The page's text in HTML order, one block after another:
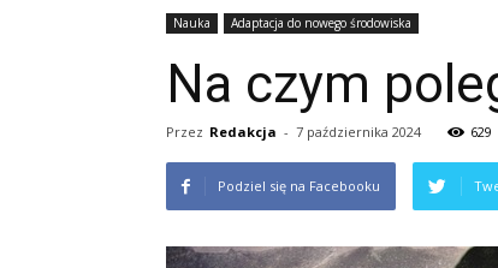
Nauka Adaptacja do nowego środowiska
Na czym
Przez Redakcja - 7 października 2024 629
Podziel się na Facebooku